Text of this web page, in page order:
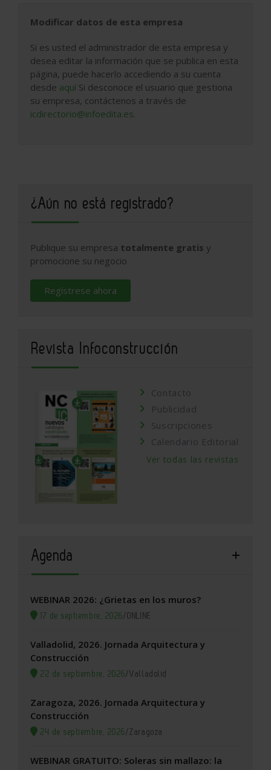
Modificar datos de esta empresa
Si es usted el administrador de esta empresa y
desea editar la información que se publica en esta
página, puede hacerlo accediendo a su cuenta
desde aquí Si desconoce el usuario que gestiona
su empresa, contáctenos a través de
icdirectorio@infoedita.es.
¿Aún no está registrado?
Publique su empresa totalmente gratis y
promocione su negocio
Regístrese ahora
Revista Infoconstrucción
Contacto
Publicidad
Suscripciones
Calendario Editorial
Ver todas las revistas
Agenda
WEBINAR 2026: ¿Grietas en los muros?
17 de septiembre, 2026/ONLINE
Valladolid, 2026. Jornada Arquitectura y
Construcción
22 de septiembre, 2026/Valladolid
Zaragoza, 2026. Jornada Arquitectura y
Construcción
24 de septiembre, 2026/Zaragoza
WEBINAR GRATUITO: Soleras sin mallazo: la